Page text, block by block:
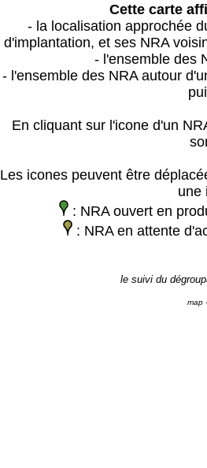
Cette carte
- la localisation approchée
d'implantation, et ses NRA
- l'ensemble des
- l'ensemble des NRA autour
En cliquant sur l'icone d'un
Les icones peuvent être
une
: NRA ouvert en
: NRA en attente
le suivi du
map